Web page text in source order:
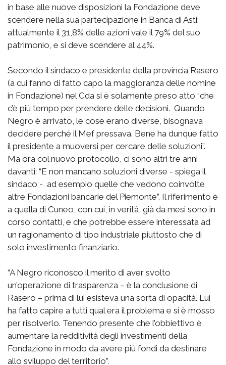
in base alle nuove disposizioni la Fondazione deve
scendere nella sua partecipazione in Banca di Asti:
attualmente il 31,8% delle azioni vale il 79% del suo
patrimonio, e si deve scendere al 44%.
Secondo il sindaco e presidente della provincia Rasero
(a cui fanno di fatto capo la maggioranza delle nomine
in Fondazione) nel Cda si è solamente preso atto “che
c’è più tempo per prendere delle decisioni. Quando
Negro è arrivato, le cose erano diverse, bisognava
decidere perché il Mef pressava. Bene ha dunque fatto
il presidente a muoversi per cercare delle soluzioni”.
Ma ora col nuovo protocollo, ci sono altri tre anni
davanti: “E non mancano soluzioni diverse - spiega il
sindaco - ad esempio quelle che vedono coinvolte
altre Fondazioni bancarie del Piemonte”. Il riferimento è
a quella di Cuneo, con cui, in verità, già da mesi sono in
corso contatti, e che potrebbe essere interessata ad
un ragionamento di tipo industriale piuttosto che di
solo investimento finanziario.
“A Negro riconosco il merito di aver svolto
un’operazione di trasparenza – è la conclusione di
Rasero – prima di lui esisteva una sorta di opacità. Lui
ha fatto capire a tutti qual era il problema e si è mosso
per risolverlo. Tenendo presente che l’obbiettivo è
aumentare la redditività degli investimenti della
Fondazione in modo da avere più fondi da destinare
allo sviluppo del territorio”.